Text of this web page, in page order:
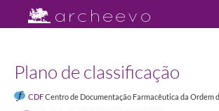
Plano de classificação
CDFCentro de Documentação Farmacêutica da Ordem